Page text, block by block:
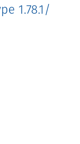
1.78.1/